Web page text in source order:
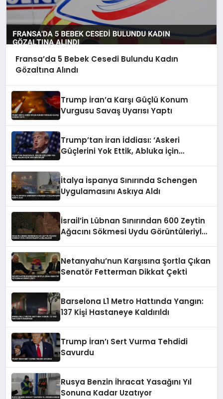
Fransa’da 5 Bebek Cesedi Bulundu Kadın
Gözaltına Alındı
Trump İran’a Karşı Güçlü Konum
Vurgusu Savaş Uyarısı Yaptı
Trump’tan İran İddiası: ‘Askeri
Güçlerini Yok Ettik, Abluka İçin
İtalya İspanya Sınırında Schengen
Uygulamasını Askıya Aldı
İsrail’in Lübnan Sınırından 600 Zeytin
Ağacını Sökmesi Uydu Görüntüleriyle
Netanyahu’nun Karşısına Şortla Çıkan
Senatör Fetterman Dikkat Çekti
Barselona L1 Metro Hattında Yangın:
137 Kişi Hastaneye Kaldırıldı
Trump İran’ı Sert Vurma Tehdidi
Savurdu
Rusya Benzin İhracat Yasağını Yıl
Sonuna Kadar Uzatıyor